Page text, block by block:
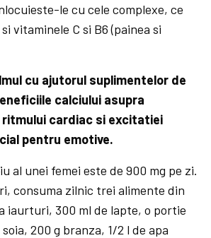
le cu cele complexe, ce
vitaminele C si B6 (pai­nea si
cu ajutorul suplimentelor de
calciului asupra
cardiac si exci­ta­tiei
pentru emo­tive.
al unei femei este de 900 mg pe zi.
consuma zilnic trei alimente din
iaurtu­ri, 300 ml de lapte, o por­tie
200 g branza, 1/2 l de apa